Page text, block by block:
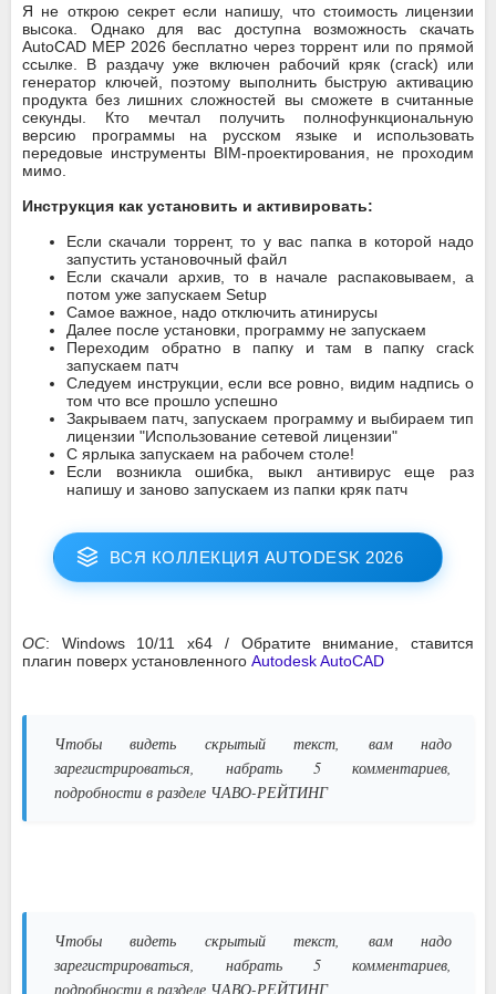
Я не открою секрет если напишу, что стоимость лицензии
высока. Однако для вас доступна возможность скачать
AutoCAD MEP 2026 бесплатно через торрент или по прямой
ссылке. В раздачу уже включен рабочий кряк (crack) или
генератор ключей, поэтому выполнить быструю активацию
продукта без лишних сложностей вы сможете в считанные
секунды. Кто мечтал получить полнофункциональную
версию программы на русском языке и использовать
передовые инструменты BIM-проектирования, не проходим
мимо.
Инструкция как установить и активировать:
Если скачали торрент, то у вас папка в которой надо
запустить установочный файл
Если скачали архив, то в начале распаковываем, а
потом уже запускаем Setup
Самое важное, надо отключить атинирусы
Далее после установки, программу не запускаем
Переходим обратно в папку и там в папку crack
запускаем патч
Следуем инструкции, если все ровно, видим надпись о
том что все прошло успешно
Закрываем патч, запускаем программу и выбираем тип
лицензии "Использование сетевой лицензии"
С ярлыка запускаем на рабочем столе!
Если возникла ошибка, выкл антивирус еще раз
напишу и заново запускаем из папки кряк патч
ВСЯ КОЛЛЕКЦИЯ AUTODESK 2026
ОС: Windows 10/11 x64 / Обратите внимание, ставится
плагин поверх установленного Autodesk AutoCAD
Чтобы видеть скрытый текст, вам надо
зарегистрироваться, набрать 5 комментариев,
подробности в разделе ЧАВО-РЕЙТИНГ
Чтобы видеть скрытый текст, вам надо
зарегистрироваться, набрать 5 комментариев,
подробности в разделе ЧАВО-РЕЙТИНГ